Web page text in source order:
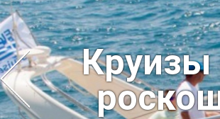
Круизы